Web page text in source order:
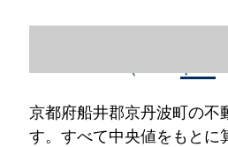
京都府船井郡京丹波町の不
す。すべて中央値をもとに